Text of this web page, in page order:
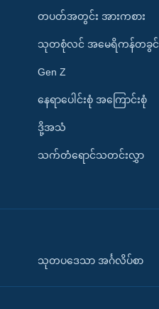
တပတ်အတွင်း အားကစား
သုတစုံလင် အမေရိကန်တခွင်
Gen Z
နေရာပေါင်းစုံ အကြောင်းစုံ
ဒို့အသံ
သက်တံရောင်သတင်းလွှာ
သုတပဒေသာ အင်္ဂလိပ်စာ